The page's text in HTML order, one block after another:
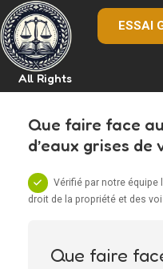
All Rights
ESSAI
Que faire face
d’eaux grises de
Vérifié par notre équipe
droit de la propriété et des
Que faire